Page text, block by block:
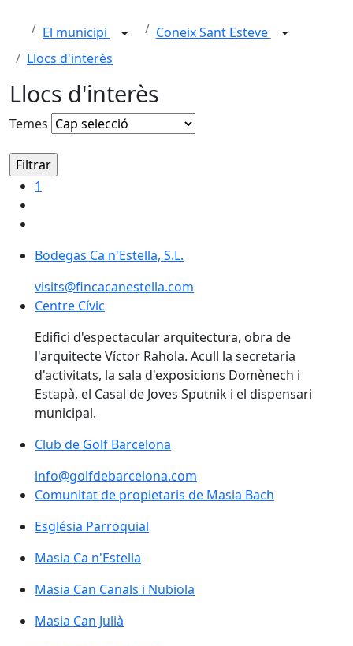
El municipi
Coneix Sant Esteve
Llocs d'interès
Llocs d'interès
Temes
1
Bodegas Ca n'Estella, S.L.
visits@fincacanestella.com
Centre Cívic
Edifici d'espectacular arquitectura, obra de
l'arquitecte Víctor Rahola. Acull la secretaria
d'activitats, la sala d'exposicions Domènech i
Estapà, el Casal de Joves Sputnik i el dispensari
municipal.
Club de Golf Barcelona
Club de Golf Barcelona
info@golfdebarcelona.com
Comunitat de propietaris de Masia Bach
Església Parroquial
Església Parroquial
Masia Ca n'Estella
Masia Can Canals i Nubiola
Masia Can Julià